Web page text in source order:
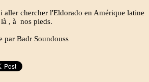
aller chercher l'Eldorado en Amérique latine
, à nos pieds.
par Badr Soundouss